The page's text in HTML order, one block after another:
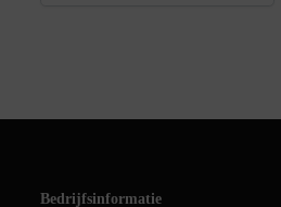
Bedrijfsinformatie